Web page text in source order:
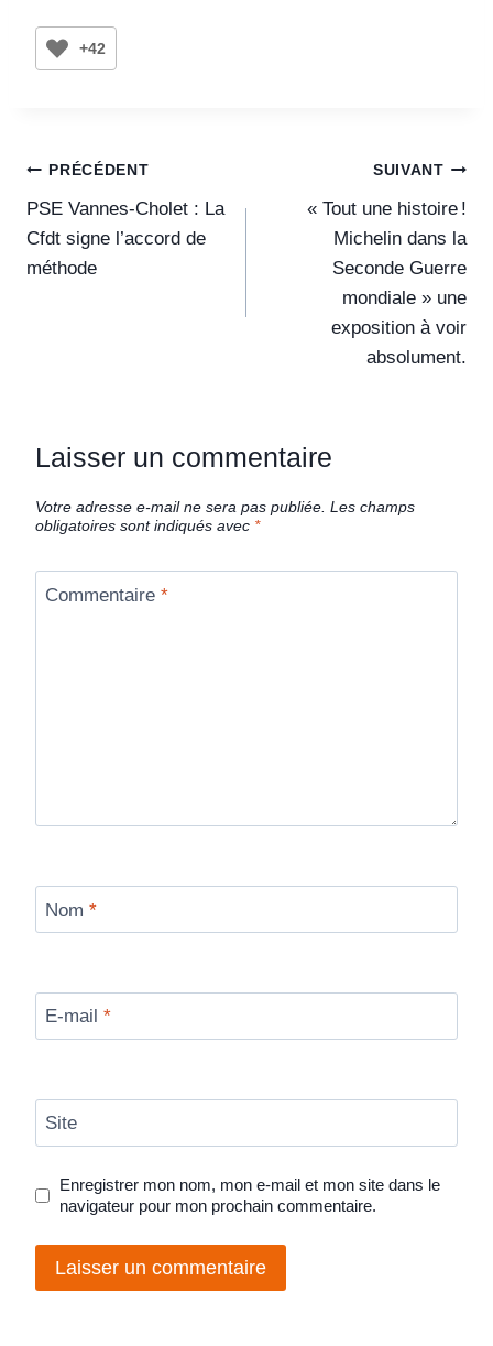
+42
PRÉCÉDENT
PSE Vannes-Cholet : La
Cfdt signe l’accord de
méthode
SUIVANT
« Tout une histoire !
Michelin dans la
Seconde Guerre
mondiale » une
exposition à voir
absolument.
Laisser un commentaire
Votre adresse e-mail ne sera pas publiée. Les champs
obligatoires sont indiqués avec *
Commentaire *
Nom *
E-mail *
Site
Enregistrer mon nom, mon e-mail et mon site dans le
navigateur pour mon prochain commentaire.